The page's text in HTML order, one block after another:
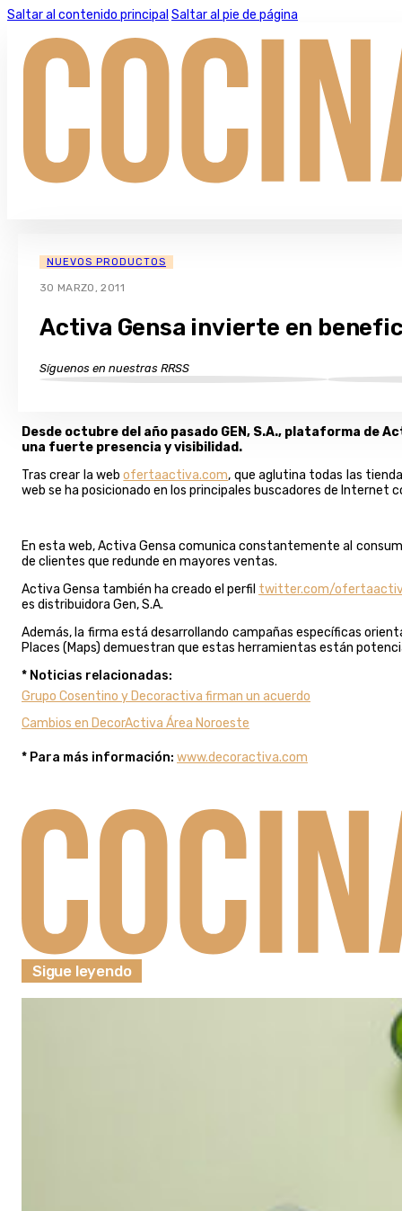
Saltar al contenido principal Saltar al pie de página
NUEVOS PRODUCTOS
30 MARZO, 2011
Activa Gensa invierte en
Síguenos en nuestras RRSS
Desde octubre del año pasado GEN, S.A., plataforma de
una fuerte presencia y visibilidad.
Tras crear la webofertaactiva.com, que aglutina todas las
web se ha posicionado en los principales buscadores de Internet
En esta web, Activa Gensa comunica constantemente al
de clientes que redunde en mayores ventas.
Activa Gensa también ha creado el perfil twitter.com/
es distribuidora Gen, S.A.
Además, la firma está desarrollando campañas específicas
Places (Maps) demuestran que estas herramientas están
* Noticias relacionadas:
Grupo Cosentino y Decoractiva firman un acuerdo
Cambios en DecorActiva Área Noroeste
* Para más información: www.decoractiva.com
Sigue leyendo